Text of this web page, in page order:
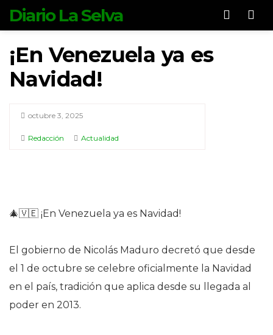
Diario La Selva
¡En Venezuela ya es
Navidad!
octubre 3, 2025
Redacción Actualidad
🎄🇻🇪 ¡En Venezuela ya es Navidad!
El gobierno de Nicolás Maduro decretó que desde
el 1 de octubre se celebre oficialmente la Navidad
en el país, tradición que aplica desde su llegada al
poder en 2013.